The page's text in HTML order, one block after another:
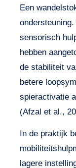
Een
sensorisch
hebben
de stabiliteit
betere
spieractivatie
(Afzal et al.,
In de praktijk
lagere